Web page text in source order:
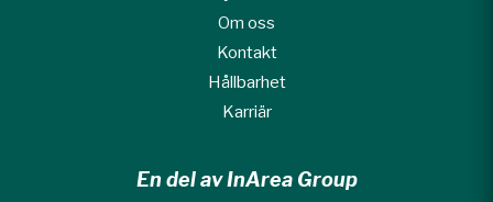
Om oss
Kontakt
Hållbarhet
Karriär
En del av InArea Group